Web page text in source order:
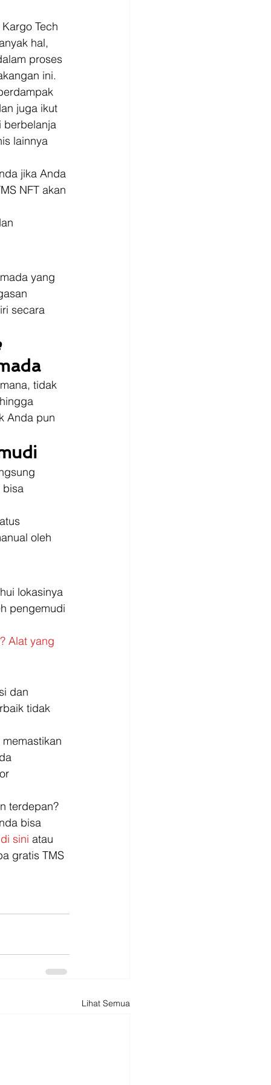
Tech
hal,
proses
ini.
juga ikut
berbelanja
lainnya
jika Anda
NFT akan
yang
secara
tidak
Anda pun
bisa
oleh
lokasinya
pengemudi
Alat yang
dan
tidak
terdepan?
bisa
di sini atau
gratis TMS
Lihat Semua